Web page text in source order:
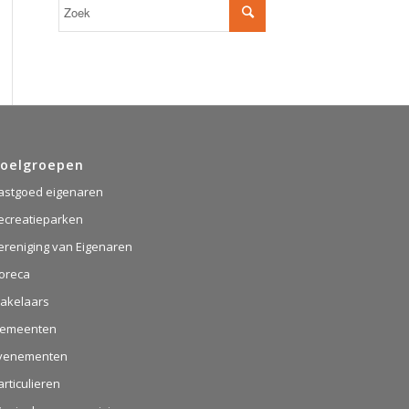
eigenaren
van Eigenaren